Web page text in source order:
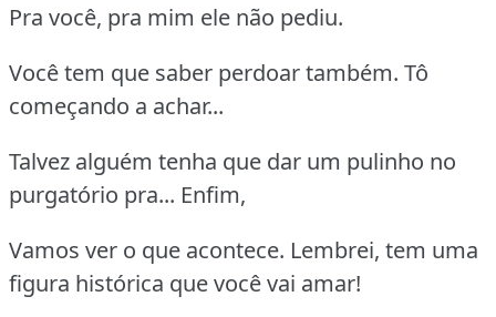
Pra você, pra mim ele não pediu.
Você tem que saber perdoar também. Tô
começando a achar...
Talvez alguém tenha que dar um pulinho no
purgatório pra... Enfim,
Vamos ver o que acontece. Lembrei, tem uma
figura histórica que você vai amar!